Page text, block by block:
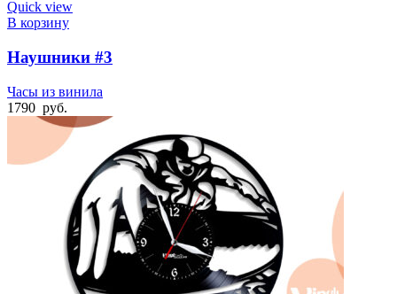
Quick view
В корзину
Наушники #3
Часы из винила
1790 руб.